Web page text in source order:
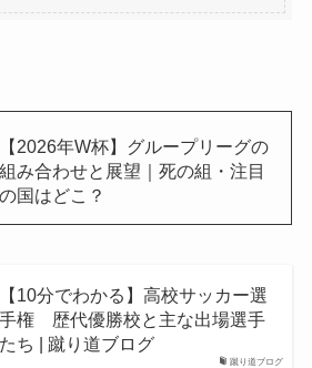
【2026年W杯】グループリーグの
組み合わせと展望｜死の組・注目
の国はどこ？
蹴り道ブログ
【10分でわかる】高校サッカー選
手権 歴代優勝校と主な出場選手
たち | 蹴り道ブログ